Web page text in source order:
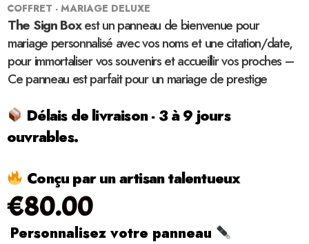
COFFRET - MARIAGE DELUXE
The Sign Boxest un panneau de bienvenue pour
mariage personnalisé avec vos noms et une citation/date,
pour immortaliser vos souvenirs et accueillir vos proches –
Ce panneau est parfait pour un mariage de prestige
Délais de livraison - 3 à 9 jours
ouvrables.
Conçu par un artisan talentueux
€80.00
Personnalisez votre panneau